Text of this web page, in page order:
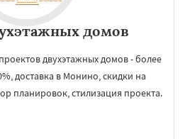
домов
двухэтажных домов - более
доставка в Монино, скидки на
планировок, стилизация проекта.